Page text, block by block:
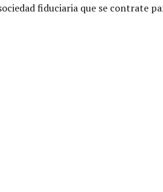
fiduciaria que se contrate